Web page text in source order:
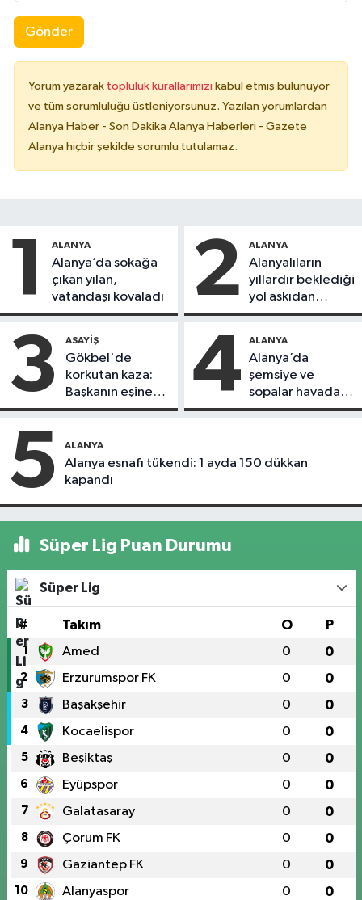
Gönder
Yorum yazarak topluluk kurallarımızı kabul etmiş bulunuyor
ve tüm sorumluluğu üstleniyorsunuz. Yazılan yorumlardan
Alanya Haber - Son Dakika Alanya Haberleri - Gazete
Alanya hiçbir şekilde sorumlu tutulamaz.
1 ALANYA
Alanya’da sokağa
çıkan yılan,
vatandaşı kovaladı
2 ALANYA
Alanyalıların
yıllardır beklediği
yol askıdan
döndü
3 ASAYIŞ
Gökbel'de
korkutan kaza:
Başkanın eşine
motosiklet çarptı
4 ALANYA
Alanya’da
şemsiye ve
sopalar havada
uçuştu
5 ALANYA
Alanya esnafı tükendi: 1 ayda 150 dükkan
kapandı
Süper Lig Puan Durumu
Süper Lig
# Takım O P
1 Amed 0 0
2 Erzurumspor FK 0 0
3 Başakşehir 0 0
4 Kocaelispor 0 0
5 Beşiktaş 0 0
6 Eyüpspor 0 0
7 Galatasaray 0 0
8 Çorum FK 0 0
9 Gaziantep FK 0 0
10 Alanyaspor 0 0